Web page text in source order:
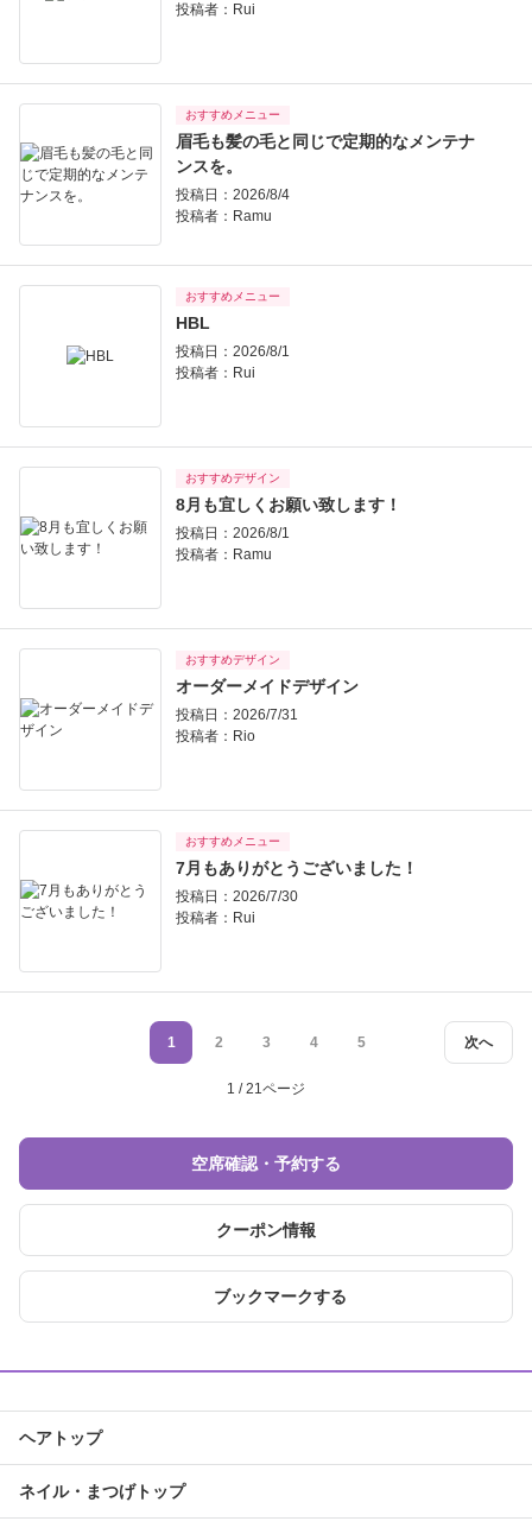
投稿者： Rui
おすすめメニュー
眉毛も髪の毛と同じで定期的なメンテナ
ンスを。
投稿日：2026/8/4
投稿者： Ramu
おすすめメニュー
HBL
投稿日：2026/8/1
投稿者： Rui
おすすめデザイン
8月も宜しくお願い致します！
投稿日：2026/8/1
投稿者： Ramu
おすすめデザイン
オーダーメイドデザイン
投稿日：2026/7/31
投稿者： Rio
おすすめメニュー
7月もありがとうございました！
投稿日：2026/7/30
投稿者： Rui
次へ
1 2 3 4 5
1 / 21ページ
空席確認・予約する
クーポン情報
ブックマークする
ヘアトップ
ネイル・まつげトップ